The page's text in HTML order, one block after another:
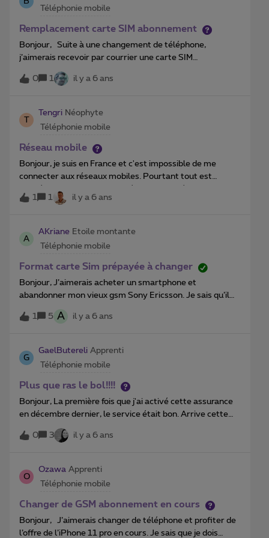
Téléphonie mobile
Remplacement carte SIM abonnement
Bonjour, Suite à une changement de téléphone,
j’aimerais recevoir par courrier une carte SIM
multiformat pour mon abonnement mobile,
svp @VincentM Mon numéro est enregistré dans mon
0 1 il y a 6 ans
Tengri Néophyte
Téléphonie mobile
Réseau mobile
Bonjour, je suis en France et c'est impossible de me
connecter aux réseaux mobiles. Pourtant tout est
10 secondes puis ça me le coupe. Que dois je faire ?
1 1 il y a 6 ans
A
AKriane Etoile montante
Téléphonie mobile
Format carte Sim prépayée à changer
Bonjour, J’aimerais acheter un smartphone et
abandonner mon vieux gsm Sony Ericsson. Je sais qu’il
faire pour recevoir la carte Sim (Nano) adéquate et
votre réponse. Très bonne après midi et surtout prenez
bien soin de vous !
1 5 A il y a 6 ans
G
GaelButereli Apprenti
Téléphonie mobile
Plus que ras le bol!!!!
Bonjour, La première fois que j'ai activé cette assurance
en décembre dernier, le service était bon. Arrive cette
seconde activation du service. Ce mail est l'expression de
ma frustration la plus totale à l'égard de votre offre
le 3 avril dernier, j'active mon assurance Smartphone
Omnium afin de réparer mon GSM. Lorsque l'on parcourt
les conditions générales de cette assurance, il y a une
promesse de prise en charge, réparation, livraison dans
un délai de 2 à 3 jours. La prise en charge a été
impeccable. La suite pas du tout. Votre service
0 3 il y a 6 ans
O
Ozawa Apprenti
Téléphonie mobile
Changer de GSM abonnement en cours
Bonjour, J’aimerais changer de téléphone et profiter de
l’offre de l’iPhone 11 pro en cours. Je sais que je dois